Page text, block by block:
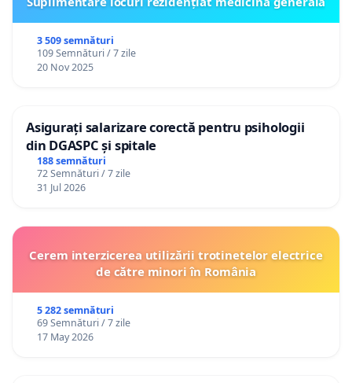
3 509 semnături
109 Semnături / 7 zile
20 Nov 2025
Asigurați salarizare corectă pentru psihologii
din DGASPC și spitale
188 semnături
72 Semnături / 7 zile
31 Jul 2026
Cerem interzicerea utilizării trotinetelor electrice
de către minori în România
5 282 semnături
69 Semnături / 7 zile
17 May 2026